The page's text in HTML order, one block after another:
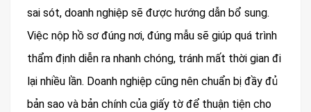
sai sót, doanh nghiệp sẽ được hướng dẫn bổ sung.
Việc nộp hồ sơ đúng nơi, đúng mẫu sẽ giúp quá trình
thẩm định diễn ra nhanh chóng, tránh mất thời gian đi
lại nhiều lần. Doanh nghiệp cũng nên chuẩn bị đầy đủ
bản sao và bản chính của giấy tờ để thuận tiện cho